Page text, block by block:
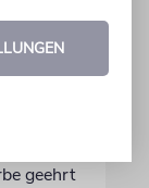
sein
geehrt